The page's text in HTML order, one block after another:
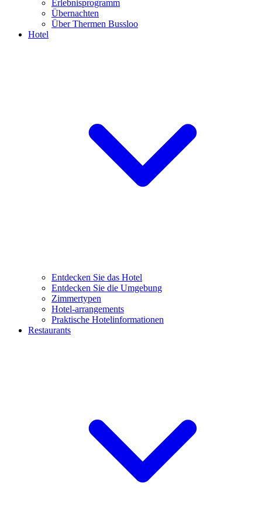
Erlebnisprogramm
Übernachten
Über Thermen Bussloo
Hotel
Entdecken Sie das Hotel
Entdecken Sie die Umgebung
Zimmertypen
Hotel-arrangements
Praktische Hotelinformationen
Restaurants